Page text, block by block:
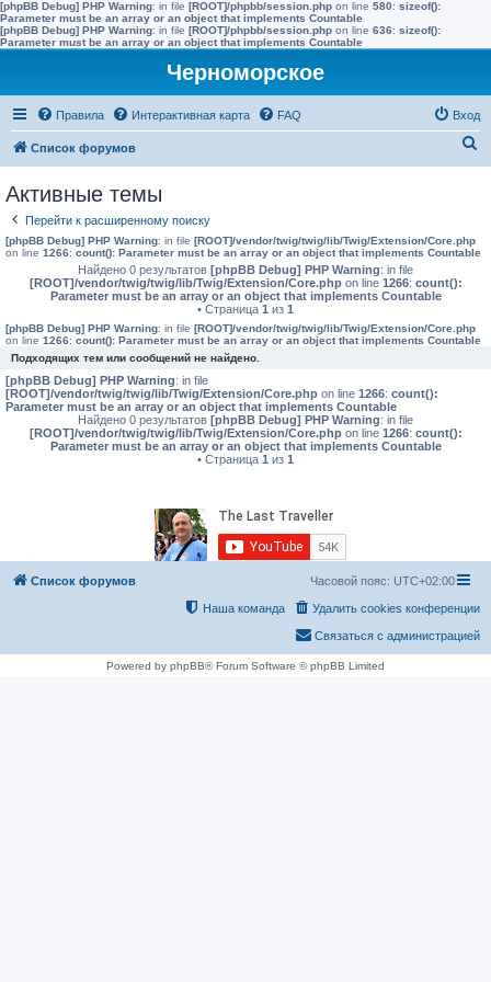
[phpBB Debug] PHP Warning: in file [ROOT]/phpbb/session.php on line 580: sizeof():
Parameter must be an array or an object that implements Countable
[phpBB Debug] PHP Warning: in file [ROOT]/phpbb/session.php on line 636: sizeof():
Parameter must be an array or an object that implements Countable
Черноморское
Правила Интерактивная карта FAQ Вход
Список форумов
к
Активные темы
Перейти к расширенному поиску
[phpBB Debug] PHP Warning: in file [ROOT]/vendor/twig/twig/lib/Twig/Extension/Core.php
on line 1266: count(): Parameter must be an array or an object that implements Countable
Найдено 0 результатов [phpBB Debug] PHP Warning: in file
[ROOT]/vendor/twig/twig/lib/Twig/Extension/Core.phpon line 1266: count():
Parameter must be an array or an object that implements Countable
• Страница 1 из 1
[phpBB Debug] PHP Warning: in file [ROOT]/vendor/twig/twig/lib/Twig/Extension/Core.php
on line 1266: count(): Parameter must be an array or an object that implements Countable
Подходящих тем или сообщений не найдено.
[phpBB Debug] PHP Warning: in file
[ROOT]/vendor/twig/twig/lib/Twig/Extension/Core.php on line 1266: count():
Parameter must be an array or an object that implements Countable
Найдено 0 результатов [phpBB Debug] PHP Warning: in file
[ROOT]/vendor/twig/twig/lib/Twig/Extension/Core.phpon line 1266: count():
Parameter must be an array or an object that implements Countable
• Страница 1 из 1
Список форумов Часовой пояс: UTC+02:00
Удалить cookies конференции
Наша команда
Связаться с администрацией
Powered by phpBB® Forum Software © phpBB Limited